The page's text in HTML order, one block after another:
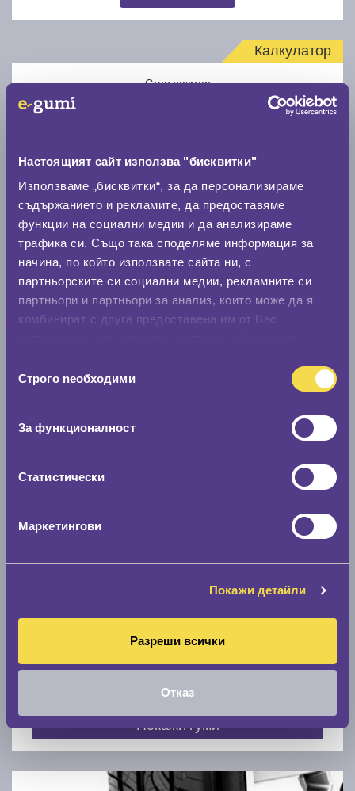
Настоящият сайт използва "бисквитки"
Използваме „бисквитки“, за да персонализираме
съдържанието и рекламите, да предоставяме
функции на социални медии и да анализираме
трафика си. Също така споделяме информация за
начина, по който използвате сайта ни, с
партньорските си социални медии, рекламните си
партньори и партньори за анализ, които може да я
комбинират с друга предоставена им от Вас
наСтрого nеобходими
За функционалност
Статистически
Маркетингови
Покажи детайли
Разреши всички
Отказ
Калкулатор
Стар размер
Нов размер
Стар размер
Скоростомер при 100
По марка автомобил
Покажи гуми